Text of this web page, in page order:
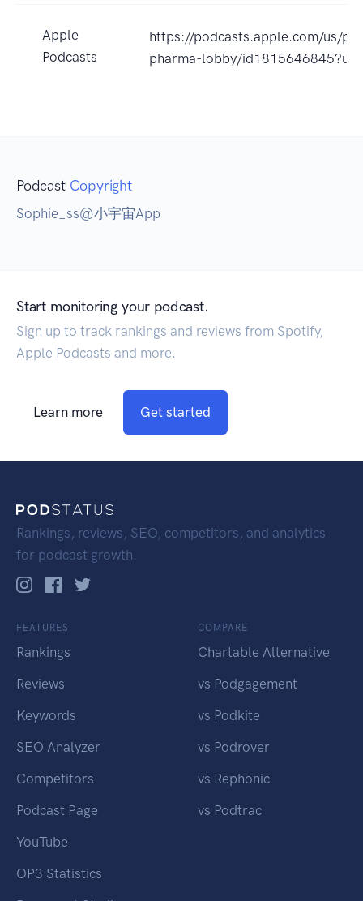
Apple
Podcasts
https://podcasts.apple.com/us/
pharma-lobby/
Podcast Copyright
Sophie_ss@小宇宙App
Start monitoring your podcast.
Sign up to track rankings and reviews from Spotify,
Apple Podcasts and more.
Learn more Get started
Rankings, reviews, SEO, competitors, and analytics
for podcast growth.
FEATURES
Rankings
Reviews
Keywords
SEO Analyzer
Competitors
Podcast Page
YouTube
OP3 Statistics
COMPARE
Chartable Alternative
vs Podgagement
vs Podkite
vs Podrover
vs Rephonic
vs Podtrac